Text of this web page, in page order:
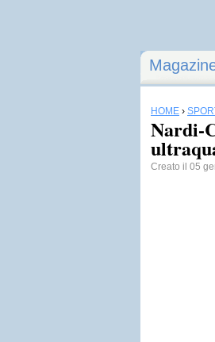
HOME ›
Nardi-
Creato il 05